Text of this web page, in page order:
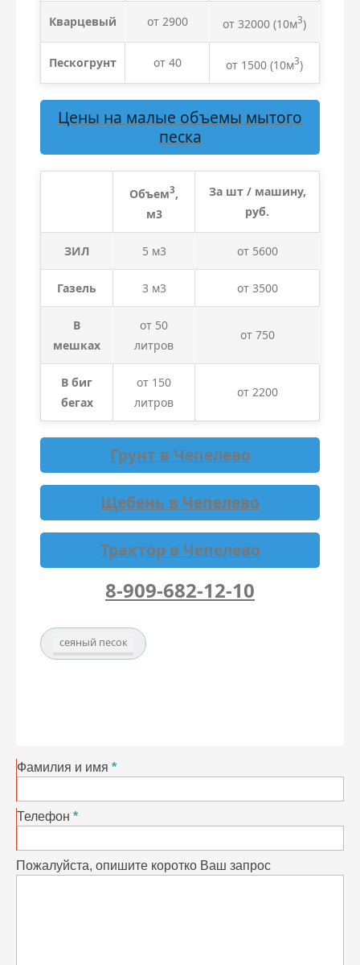
Кварцевый от 2900 от 32000 (10м3)
Пескогрунт от 40 от 1500 (10м3)
Цены на малые объемы мытого
песка
Объем3,
м3
За шт / машину,
руб.
ЗИЛ 5 м3 от 5600
Газель 3 м3 от 3500
В
мешках
от 50
литров
от 750
В биг
бегах
от 150
литров
от 2200
Грунт в Чепелево
Щебень в Чепелево
Трактор в Чепелево
8-909-682-12-10
сеяный песок
Фамилия и имя
Телефон
Пожалуйста, опишите коротко Ваш запрос